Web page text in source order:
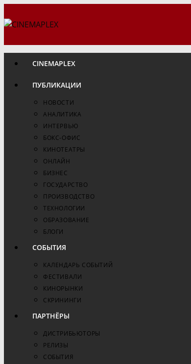
к
CINEMAPLEX
ПУБЛИКАЦИИ
НОВОСТИ
АНАЛИТИКА
ИНТЕРВЬЮ
БОКС-ОФИС
КИНОТЕАТРЫ
ОНЛАЙН
БИЗНЕС
ГОСУДАРСТВО
ПРОИЗВОДСТВО
ТЕХНОЛОГИИ
ОБРАЗОВАНИЕ
БЛОГИ
СОБЫТИЯ
КАЛЕНДАРЬ СОБЫТИЙ
ФЕСТИВАЛИ
КИНОРЫНКИ
СКРИНИНГИ
ПАРТНЁРЫ
ДИСТРИБЬЮТОРЫ
РЕЛИЗЫ
СОБЫТИЯ